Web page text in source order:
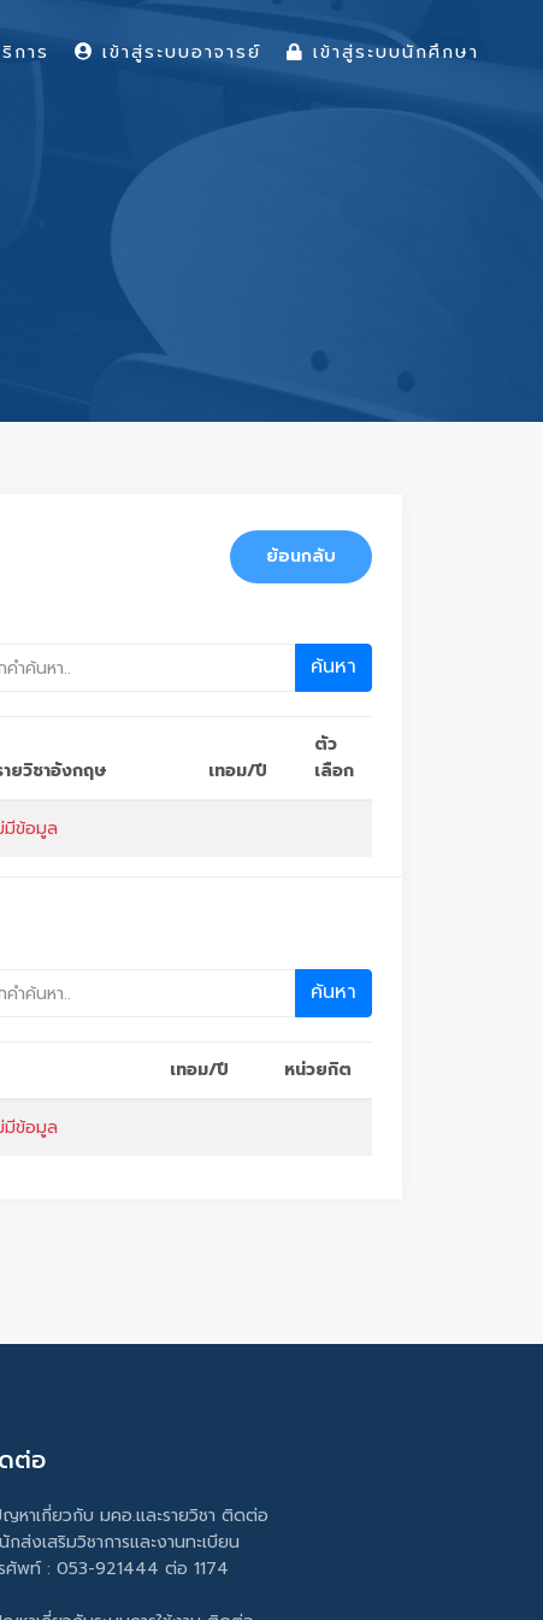
ย้อนกลับ
ค้นหา
ยวิชาอังกฤษ เทอม/ปี
ตัว
เลือก
มีข้อมูล
ค้นหา
เทอม/ปี หน่วยกิต
มีข้อมูล
ต่อ
หาเกี่ยวกับ มคอ.และรายวิชา ติดต่อ
กส่งเสริมวิชาการและงานทะเบียน
ศัพท์ : 053-921444 ต่อ 1174
การ เข้าสู่ระบบอาจารย์ เข้าสู่ระบบนักศึกษา